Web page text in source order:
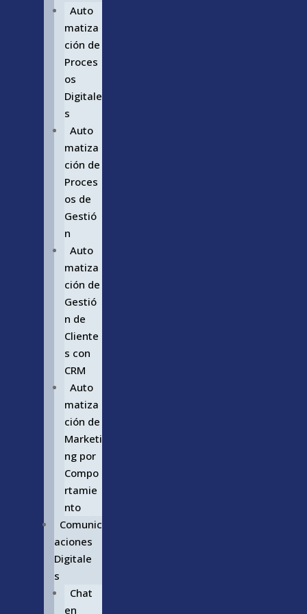
Auto
matiza
ción de
Proces
os
Digitale
s
Auto
matiza
ción de
Proces
os de
Gestió
n
Auto
matiza
ción de
Gestió
n de
Cliente
s con
CRM
Auto
matiza
ción de
Marketi
ng por
Compo
rtamie
nto
Comunic
aciones
Digitale
s
Chat
en